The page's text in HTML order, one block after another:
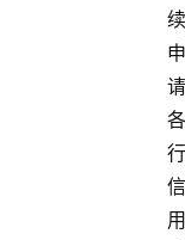
续
申
请
各
行
信
用